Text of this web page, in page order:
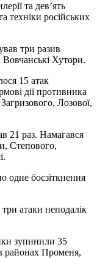
та дев’ять
техніки російських
три разив
Хутори.
15 атак
дії противника
Лозової,
21 раз. Намагався
Степового,
одне боєзіткнення
атаки неподалік
зупинили 35
районах Променя,